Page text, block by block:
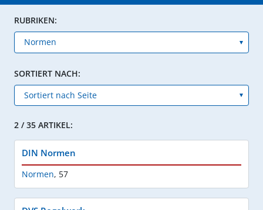
RUBRIKEN:
SORTIERT NACH:
2 / 35 ARTIKEL:
DIN Normen
Normen, 57